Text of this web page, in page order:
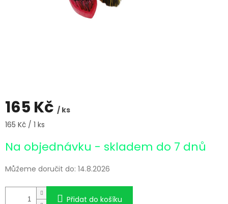
165 Kč / ks
Měrná
165 Kč / 1 ks
Na objednávku - skladem do 7 dnů
Můžeme doručit do: 14.8.2026
Přidat do košíku